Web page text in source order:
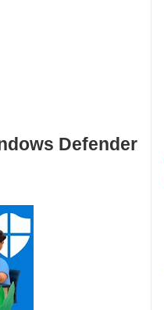
Defender